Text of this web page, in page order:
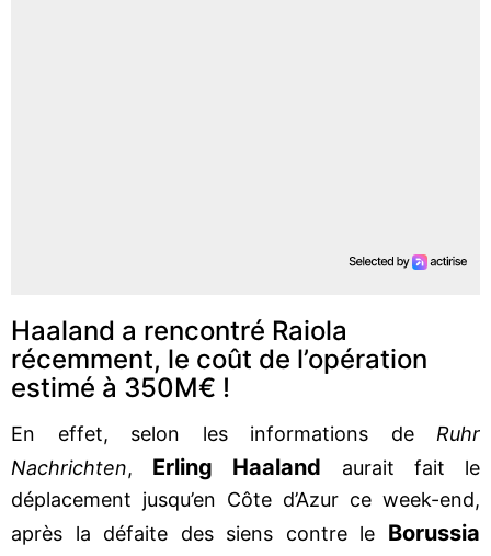
Haaland a rencontré Raiola
récemment, le coût de l’opération
estimé à 350M€ !
En effet, selon les informations de Ruhr
Nachrichten, Erling Haaland aurait fait le
déplacement jusqu’en Côte d’Azur ce week-end,
après la défaite des siens contre le Borussia